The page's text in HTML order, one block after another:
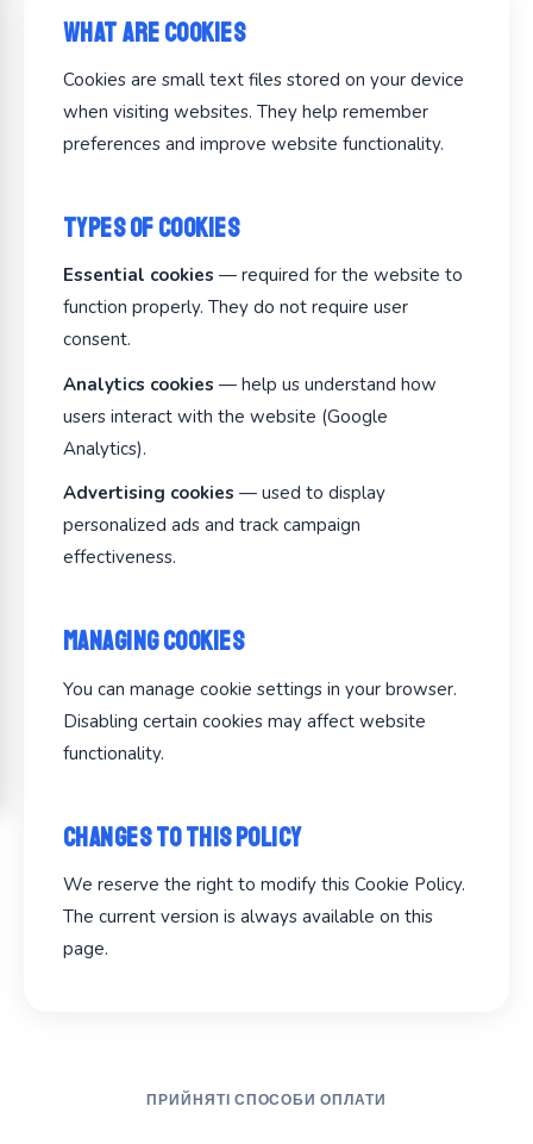
What Are Cookies
Cookies are small text files stored on your device
when visiting websites. They help remember
preferences and improve website functionality.
Types of Cookies
Essential cookies — required for the website to
function properly. They do not require user
consent.
Analytics cookies — help us understand how
users interact with the website (Google
Analytics).
Advertising cookies — used to display
personalized ads and track campaign
effectiveness.
Managing Cookies
You can manage cookie settings in your browser.
Disabling certain cookies may affect website
functionality.
Changes to This Policy
We reserve the right to modify this Cookie Policy.
The current version is always available on this
page.
ПРИЙНЯТІ СПОСОБИ ОПЛАТИ